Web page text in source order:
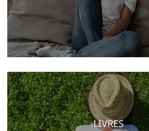
LIVRES